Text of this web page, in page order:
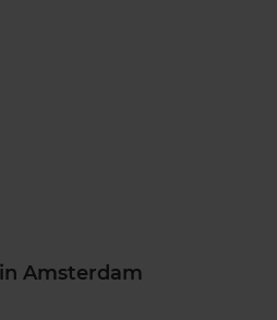
Amsterdam